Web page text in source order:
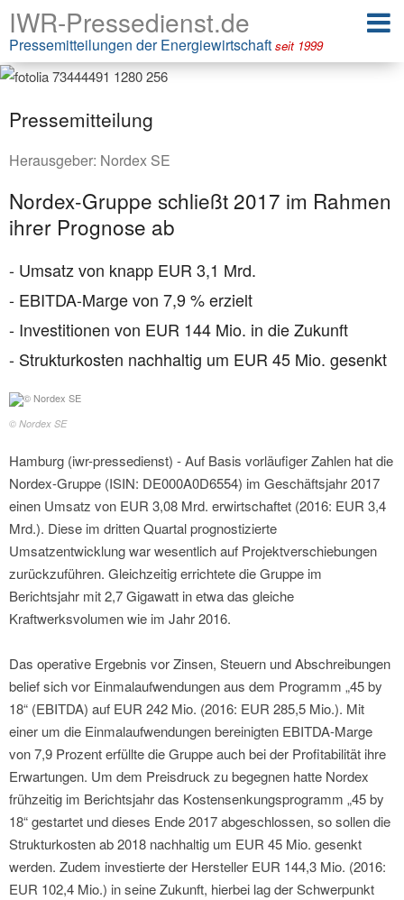
IWR-Pressedienst.de
Pressemitteilungen der Energiewirtschaft seit 1999
Pressemitteilung
Herausgeber: Nordex SE
Nordex-Gruppe schließt 2017 im Rahmen
ihrer Prognose ab
- Umsatz von knapp EUR 3,1 Mrd.
- EBITDA-Marge von 7,9 % erzielt
- Investitionen von EUR 144 Mio. in die Zukunft
- Strukturkosten nachhaltig um EUR 45 Mio. gesenkt
© Nordex SE
Hamburg (iwr-pressedienst) - Auf Basis vorläufiger Zahlen hat die
Nordex-Gruppe (ISIN: DE000A0D6554) im Geschäftsjahr 2017
einen Umsatz von EUR 3,08 Mrd. erwirtschaftet (2016: EUR 3,4
Mrd.). Diese im dritten Quartal prognostizierte
Umsatzentwicklung war wesentlich auf Projektverschiebungen
zurückzuführen. Gleichzeitig errichtete die Gruppe im
Berichtsjahr mit 2,7 Gigawatt in etwa das gleiche
Kraftwerksvolumen wie im Jahr 2016.
Das operative Ergebnis vor Zinsen, Steuern und Abschreibungen
belief sich vor Einmalaufwendungen aus dem Programm „45 by
18“ (EBITDA) auf EUR 242 Mio. (2016: EUR 285,5 Mio.). Mit
einer um die Einmalaufwendungen bereinigten EBITDA-Marge
von 7,9 Prozent erfüllte die Gruppe auch bei der Profitabilität ihre
Erwartungen. Um dem Preisdruck zu begegnen hatte Nordex
frühzeitig im Berichtsjahr das Kostensenkungsprogramm „45 by
18“ gestartet und dieses Ende 2017 abgeschlossen, so sollen die
Strukturkosten ab 2018 nachhaltig um EUR 45 Mio. gesenkt
werden. Zudem investierte der Hersteller EUR 144,3 Mio. (2016:
EUR 102,4 Mio.) in seine Zukunft, hierbei lag der Schwerpunkt